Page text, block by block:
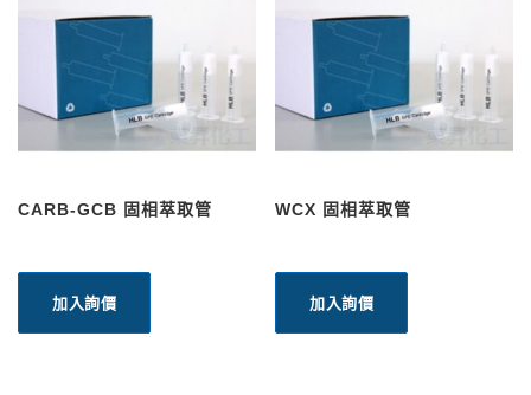
CARB-GCB 固相萃取管
加入詢價
WCX 固相萃取管
加入詢價